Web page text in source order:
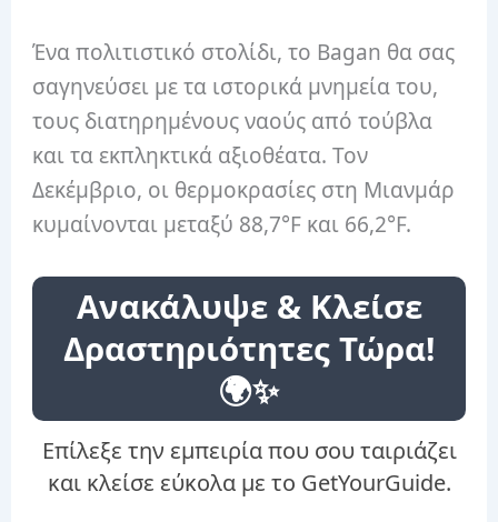
Ένα πολιτιστικό στολίδι, το Bagan θα σας
σαγηνεύσει με τα ιστορικά μνημεία του,
τους διατηρημένους ναούς από τούβλα
και τα εκπληκτικά αξιοθέατα. Τον
Δεκέμβριο, οι θερμοκρασίες στη Μιανμάρ
κυμαίνονται μεταξύ 88,7°F και 66,2°F.
Ανακάλυψε & Κλείσε
Δραστηριότητες Τώρα!
🌍✨
Επίλεξε την εμπειρία που σου ταιριάζει
και κλείσε εύκολα με το GetYourGuide.